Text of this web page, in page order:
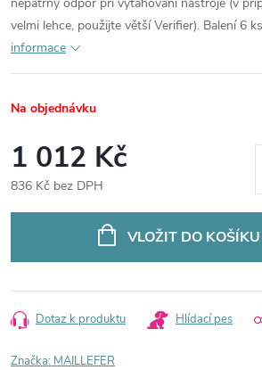
velmi lehce, použijte větší Verifier). Balení 6
informace
Na objednávku
1 012 Kč
836 Kč bez DPH
VLOŽIT DO KOŠÍKU
Dotaz k produktu Hlídací pes
Značka: MAILLEFER